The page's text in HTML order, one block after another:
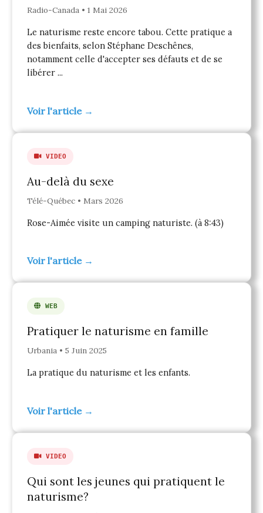
Radio-Canada • 1 Mai 2026
Le naturisme reste encore tabou. Cette pratique a
des bienfaits, selon Stéphane Deschênes,
notamment celle d'accepter ses défauts et de se
libérer ...
Voir l'article →
VIDEO
Au-delà du sexe
Télé-Québec • Mars 2026
Rose-Aimée visite un camping naturiste. (à 8:43)
Voir l'article →
WEB
Pratiquer le naturisme en famille
Urbania • 5 Juin 2025
La pratique du naturisme et les enfants.
Voir l'article →
VIDEO
Qui sont les jeunes qui pratiquent le
naturisme?